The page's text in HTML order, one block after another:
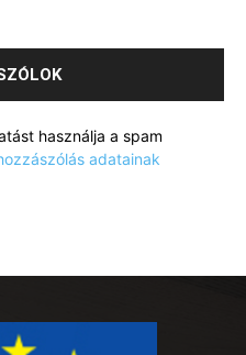
használja a spam
adatainak